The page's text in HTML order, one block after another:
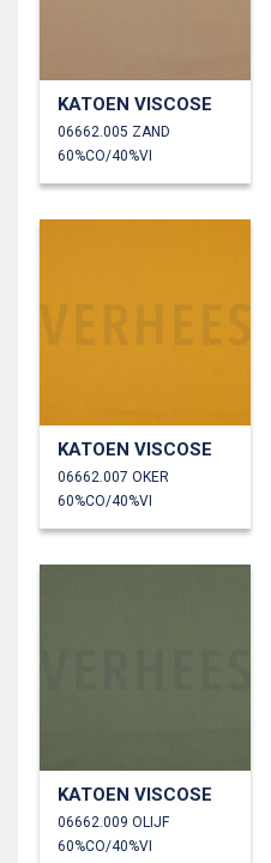
KATOEN VISCOSE
06662.005 ZAND
60%CO/40%VI
KATOEN VISCOSE
06662.007 OKER
60%CO/40%VI
KATOEN VISCOSE
06662.009 OLIJF
60%CO/40%VI